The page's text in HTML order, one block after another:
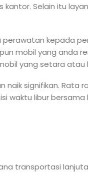
Selain itu
kepada
mobil yang anda
yang setara atau
naik signifikan. Rata
waktu libur bersama
transportasi